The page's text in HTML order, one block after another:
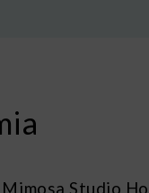
Studio